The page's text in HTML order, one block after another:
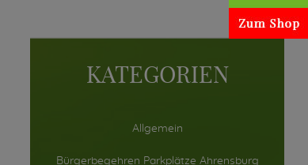
KATEGORIEN
Allgemein
Bürgerbegehren Parkplätze Ahrensburg